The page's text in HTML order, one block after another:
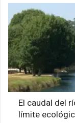
El caudal del
límite